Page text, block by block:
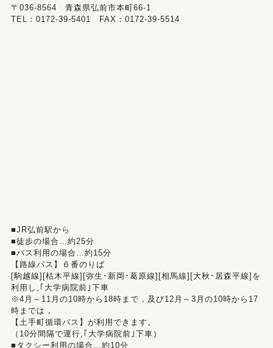
〒036-8564 青森県弘前市本町66-1
TEL：0172-39-5401 FAX：0172-39-5514
■JR弘前駅から
■徒歩の場合…約25分
■バス利用の場合…約15分
【路線バス】６番のりば
[駒越線][枯木平線][弥生･新岡･葛原線][相馬線][大秋･居森平線]を
利用し,｢大学病院前｣下車
※4月～11月の10時から18時まで，及び12月～3月の10時から17
時までは，
【土手町循環バス】が利用できます。
（10分間隔で運行,｢大学病院前｣下車）
■タクシー利用の場合…約10分